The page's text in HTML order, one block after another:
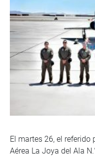
El martes 26, el
Aérea La Joya del Ala